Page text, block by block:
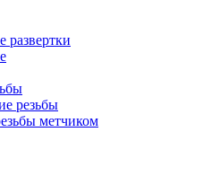
резьбы
метчиком